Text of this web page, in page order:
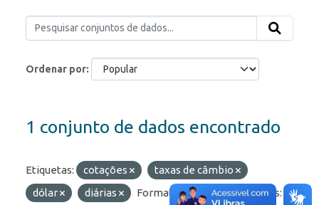
Ordenar por
1 conjunto de dados encontrado
Etiquetas: cotações
taxas de câmbio
dólar
diárias Formatos: HTML
Grupos: